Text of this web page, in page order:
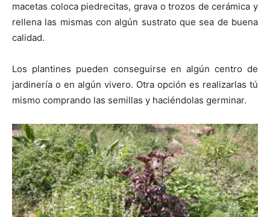
macetas coloca piedrecitas, grava o trozos de cerámica y
rellena las mismas con algún sustrato que sea de buena
calidad.
Los plantines pueden conseguirse en algún centro de
jardinería o en algún vivero. Otra opción es realizarlas tú
mismo comprando las semillas y haciéndolas germinar.